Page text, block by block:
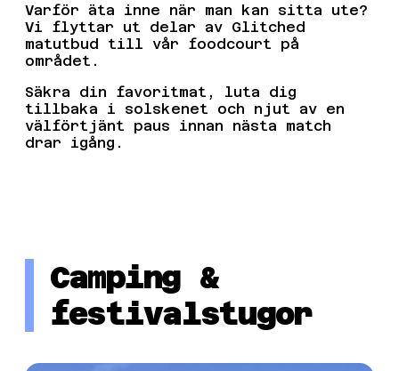
Varför äta inne när man kan sitta ute?
Vi flyttar ut delar av Glitched
matutbud till vår foodcourt på
området.
Säkra din favoritmat, luta dig
tillbaka i solskenet och njut av en
välförtjänt paus innan nästa match
drar igång.
Camping &
festivalstugor